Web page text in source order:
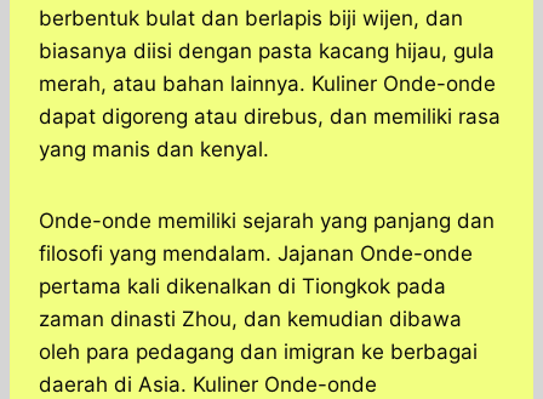
berbentuk bulat dan berlapis biji wijen, dan
biasanya diisi dengan pasta kacang hijau, gula
merah, atau bahan lainnya. Kuliner Onde-onde
dapat digoreng atau direbus, dan memiliki rasa
yang manis dan kenyal.
Onde-onde memiliki sejarah yang panjang dan
filosofi yang mendalam. Jajanan Onde-onde
pertama kali dikenalkan di Tiongkok pada
zaman dinasti Zhou, dan kemudian dibawa
oleh para pedagang dan imigran ke berbagai
daerah di Asia. Kuliner Onde-onde